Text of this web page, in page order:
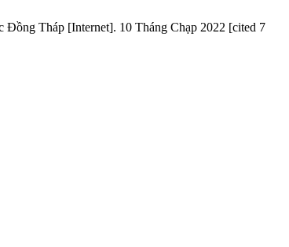
Đồng Tháp [Internet]. 10 Tháng Chạp 2022 [cited 7